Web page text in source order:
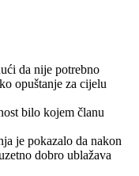
da nije potrebno
opuštanje za cijelu
bilo kojem članu
je pokazalo da nakon
dobro ublažava